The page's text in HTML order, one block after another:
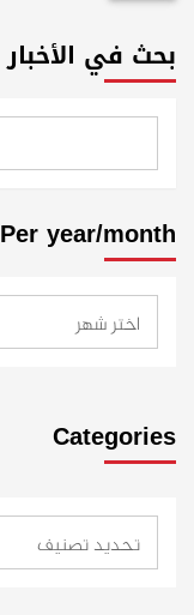
بحث في الأخبار
Per year/month
Categories